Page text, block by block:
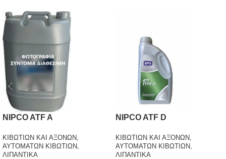
NIPCO ATF A
ΚΙΒΩΤΙΩΝ ΚΑΙ ΑΞΟΝΩΝ
ΑΥΤΟΜΑΤΩΝ ΚΙΒΩΤΙΩΝ
ΛΙΠΑΝΤΙΚΑ
NIPCO ATF D
ΚΙΒΩΤΙΩΝ ΚΑΙ ΑΞΟΝΩΝ
ΑΥΤΟΜΑΤΩΝ ΚΙΒΩΤΙΩΝ
ΛΙΠΑΝΤΙΚΑ